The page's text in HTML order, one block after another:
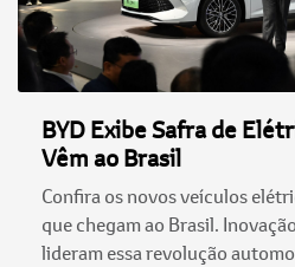
BYD Exibe Safra de
Vêm ao Brasil
Confira os novos veículos
que chegam ao Brasil.
lideram essa revolução